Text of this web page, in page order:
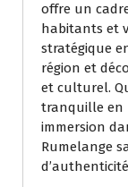
offre un
habitants et
stratégique
région et
et culturel.
tranquille en
immersion
Rumelange